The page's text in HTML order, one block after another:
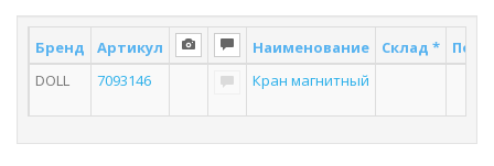
Бренд Артикул Наименование Склад *
DOLL
7093146 Кран магнитный